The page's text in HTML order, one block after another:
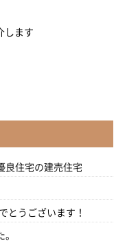
します
良住宅の建売住宅
とうございます！